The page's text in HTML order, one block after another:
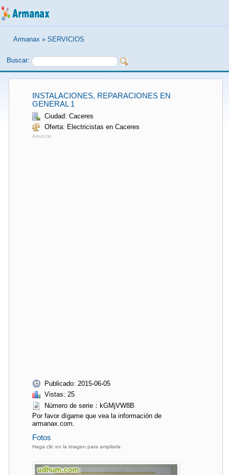
Armanax » SERVICIOS
Buscar:
INSTALACIONES, REPARACIONES EN
GENERAL 1
Ciudad: Caceres
Oferta: Electricistas en Caceres
Anuncio
Publicado: 2015-06-05
Vistas: 25
Número de serie：kGMjVW8B
Por favor dígame que vea la información de
armanax.com.
Fotos
Haga clic en la imagen para ampliarla